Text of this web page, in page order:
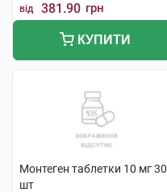
від 381.90 грн
КУПИТИ
Монтеген таблетки 10 мг 30
шт